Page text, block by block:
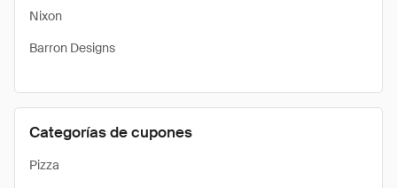
Nixon
Barron Designs
Categorías de cupones
Pizza